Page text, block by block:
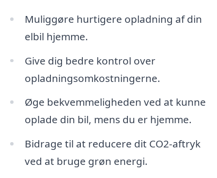
Muliggøre hurtigere opladning af din
elbil hjemme.
Give dig bedre kontrol over
opladningsomkostningerne.
Øge bekvemmeligheden ved at kunne
oplade din bil, mens du er hjemme.
Bidrage til at reducere dit CO2-aftryk
ved at bruge grøn energi.